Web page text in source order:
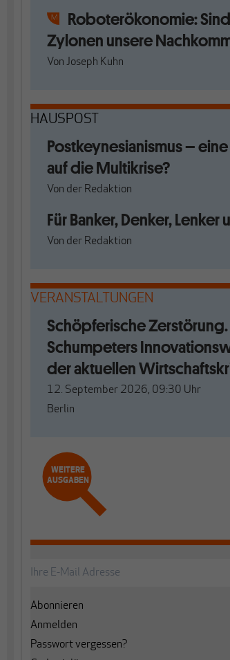
Roboterökonomie:
Zylonen unsere
Von Joseph Kuhn
HAUSPOST
Postkeynesianismus –
auf die Multikrise?
Von der Redaktion
Für Banker, Denker, Lenker
Von der Redaktion
VERANSTALTUNGEN
Schöpferische
Schumpeters
der aktuellen
12. September 2026, 09:30 Uhr
Berlin
WEITERE
AUSGABEN
Abonnieren
Anmelden
Passwort vergessen?